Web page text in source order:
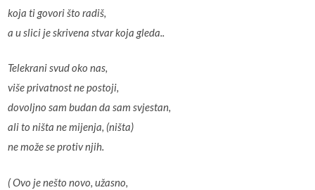
koja ti govori što radiš,
a u slici je skrivena stvar koja gleda..
Telekrani svud oko nas,
više privatnost ne postoji,
dovoljno sam budan da sam svjestan,
ali to ništa ne mijenja, (ništa)
ne može se protiv njih.
( Ovo je nešto novo, užasno,